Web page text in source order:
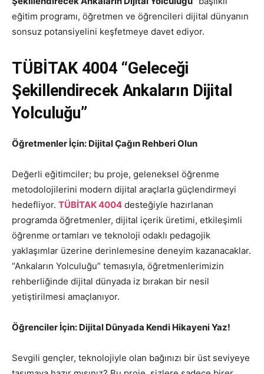
eğitim programı, öğretmen ve öğrencileri dijital dünyanın
sonsuz potansiyelini keşfetmeye davet ediyor.
TÜBİTAK 4004 “Geleceği
Şekillendirecek Ankaların Dijital
Yolculuğu”
Öğretmenler İçin: Dijital Çağın Rehberi Olun
Değerli eğitimciler; bu proje, geleneksel öğrenme
metodolojilerini modern dijital araçlarla güçlendirmeyi
hedefliyor. TÜBİTAK 4004 desteğiyle hazırlanan
programda öğretmenler, dijital içerik üretimi, etkileşimli
öğrenme ortamları ve teknoloji odaklı pedagojik
yaklaşımlar üzerine derinlemesine deneyim kazanacaklar.
“Ankaların Yolculuğu” temasıyla, öğretmenlerimizin
rehberliğinde dijital dünyada iz bırakan bir nesil
yetiştirilmesi amaçlanıyor.
Öğrenciler İçin: Dijital Dünyada Kendi Hikayeni Yaz!
Sevgili gençler, teknolojiyle olan bağınızı bir üst seviyeye